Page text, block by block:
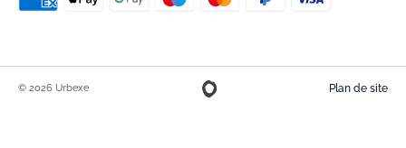
© 2026 Urbexe Plan de site